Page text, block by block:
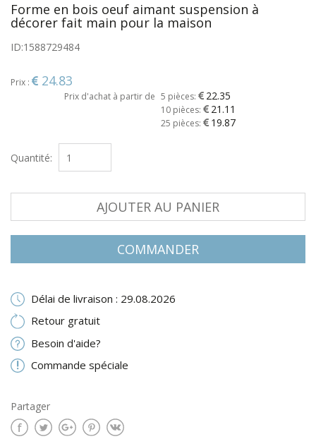
Forme en bois oeuf aimant suspension à
décorer fait main pour la maison
ID:1588729484
Prix : 24.83
Prix d'achat à partir de 5 pièces: 22.35
10 pièces: 21.11
25 pièces: 19.87
Quantité:
AJOUTER AU PANIER
COMMANDER
Délai de livraison : 29.08.2026
Retour gratuit
Besoin d'aide?
Commande spéciale
Partager